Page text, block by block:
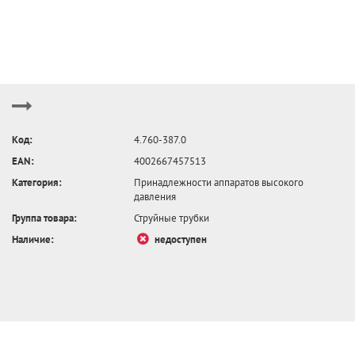
Код:
4.760-387.0
EAN:
4002667457513
Категория:
Принадлежности аппаратов высокого
давления
Группа товара:
Струйные трубки
Наличие:
недоступен